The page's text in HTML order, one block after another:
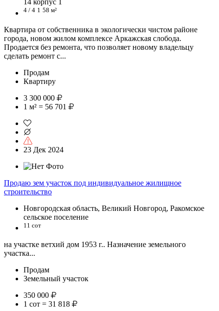
14 корпус 1
4 / 4 1 58 м²
Квартира от собственника в экологически чистом районе
города, новом жилом комплексе Аркажская слобода.
Продается без ремонта, что позволяет новому владельцу
сделать ремонт с...
Продам
Квартиру
3 300 000
1 м² = 56 701
23 Дек 2024
Продаю зем участок под индивидуальное жилищное
строительство
Новгородская область, Великий Новгород, Ракомское
сельское поселение
11 сот
на участке ветхий дом 1953 г.. Назначение земельного
участка...
Продам
Земельный участок
350 000
1 сот = 31 818